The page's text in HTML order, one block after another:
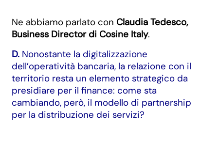
Ne abbiamo parlato con Claudia Tedesco,
Business Director di Cosine Italy.
D. Nonostante la digitalizzazione
dell’operatività bancaria, la relazione con il
territorio resta un elemento strategico da
presidiare per il finance: come sta
cambiando, però, il modello di partnership
per la distribuzione dei servizi?